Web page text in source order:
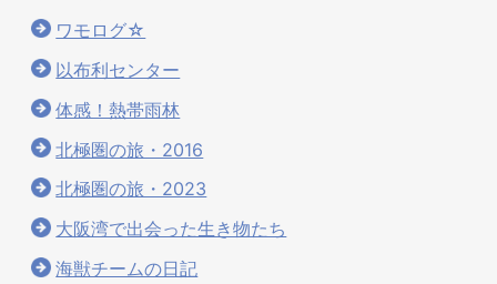
ワモログ☆
以布利センター
体感！熱帯雨林
北極圏の旅・2016
北極圏の旅・2023
大阪湾で出会った生き物たち
海獣チームの日記